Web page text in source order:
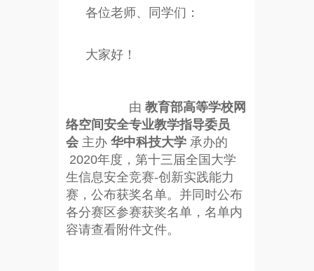
各位老师、同学们：
大家好！
由 教育部高等学校网
络空间安全专业教学指导委员
会主办 华中科技大学承办的
2020年度，第十三届全国大学
生信息安全竞赛-创新实践能力
赛，公布获奖名单。并同时公布
各分赛区参赛获奖名单，名单内
容请查看附件文件。